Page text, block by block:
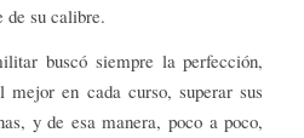
de su calibre.
buscó siempre la perfección,
en cada curso, superar sus
y de esa manera, poco a poco,